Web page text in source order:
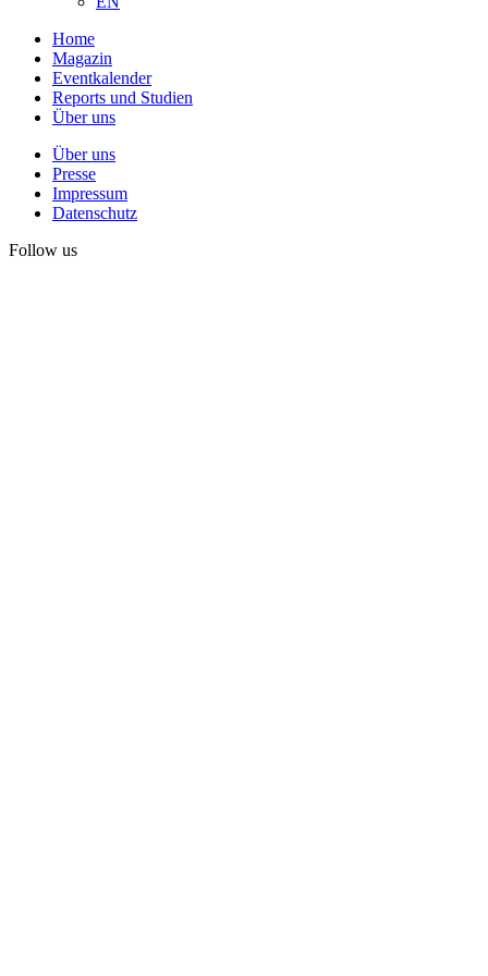
Home
Magazin
Eventkalender
Reports und Studien
Über uns
Über uns
Presse
Impressum
Datenschutz
Follow us